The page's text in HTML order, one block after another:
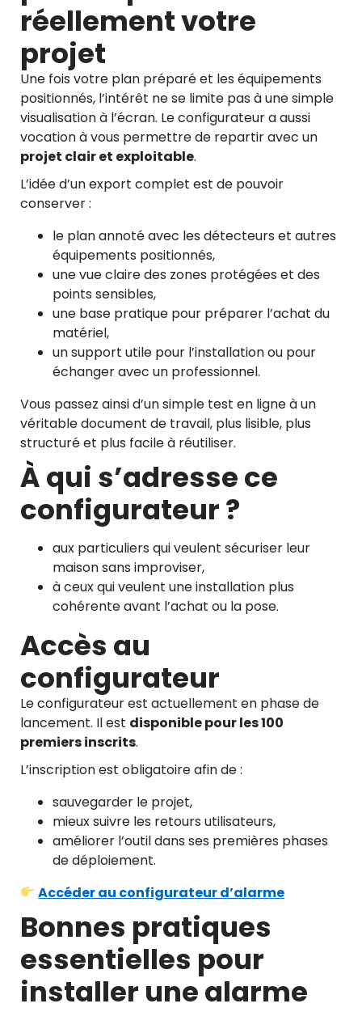
réellement votre
projet
Une fois votre plan préparé et les équipements
positionnés, l’intérêt ne se limite pas à une simple
visualisation à l’écran. Le configurateur a aussi
vocation à vous permettre de repartir avec un
projet clair et exploitable.
L’idée d’un export complet est de pouvoir
conserver :
le plan annoté avec les détecteurs et autres
équipements positionnés,
une vue claire des zones protégées et des
points sensibles,
une base pratique pour préparer l’achat du
matériel,
un support utile pour l’installation ou pour
échanger avec un professionnel.
Vous passez ainsi d’un simple test en ligne à un
véritable document de travail, plus lisible, plus
structuré et plus facile à réutiliser.
À qui s’adresse ce
configurateur ?
aux particuliers qui veulent sécuriser leur
maison sans improviser,
à ceux qui veulent une installation plus
cohérente avant l’achat ou la pose.
Accès au
configurateur
Le configurateur est actuellement en phase de
lancement. Il est disponible pour les 100
premiers inscrits.
L’inscription est obligatoire afin de :
sauvegarder le projet,
mieux suivre les retours utilisateurs,
améliorer l’outil dans ses premières phases
de déploiement.
Accéder au configurateur d’alarme
Bonnes pratiques
essentielles pour
installer une alarme